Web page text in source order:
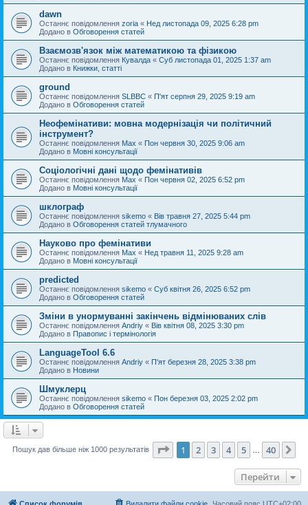
dawn
Останнє повідомлення zoria « Нед листопада 09, 2025 6:28 pm
Додано в Обговорення статей
Взаємозв'язок між математикою та фізикою
Останнє повідомлення Кувалда « Суб листопада 01, 2025 1:37 am
Додано в Книжки, статті
ground
Останнє повідомлення SLBBC « П'ят серпня 29, 2025 9:19 am
Додано в Обговорення статей
Неофемінативи: мовна модернізація чи політичний
інструмент?
Останнє повідомлення Max « Пон червня 30, 2025 9:06 am
Додано в Мовні консультації
Соціологічні дані щодо фемінативів
Останнє повідомлення Max « Пон червня 02, 2025 6:52 pm
Додано в Мовні консультації
шклограф
Останнє повідомлення sikemo « Вів травня 27, 2025 5:44 pm
Додано в Обговорення статей тлумачного
Науково про фемінативи
Останнє повідомлення Max « Нед травня 11, 2025 9:28 am
Додано в Мовні консультації
predicted
Останнє повідомлення sikemo « Суб квітня 26, 2025 6:52 pm
Додано в Обговорення статей
Зміни в унормуванні закінчень відмінюваних слів
Останнє повідомлення Andriy « Вів квітня 08, 2025 3:30 pm
Додано в Правопис і термінологія
LanguageTool 6.6
Останнє повідомлення Andriy « П'ят березня 28, 2025 3:38 pm
Додано в Новини
Шмуклерц
Останнє повідомлення sikemo « Пон березня 03, 2025 2:02 pm
Додано в Обговорення статей
Пошук дав більше ніж 1000 результатів Сторінка 1 40
1 2 3 4 5 40
Перейти
Список форумів Часовий пояс UTC+02:00
Видалити файли cookie